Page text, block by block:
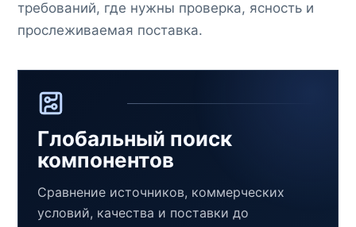
требований, где нужны проверка, ясность и
прослеживаемая поставка.
Глобальный поиск
компонентов
Сравнение источников, коммерческих
условий, качества и поставки до